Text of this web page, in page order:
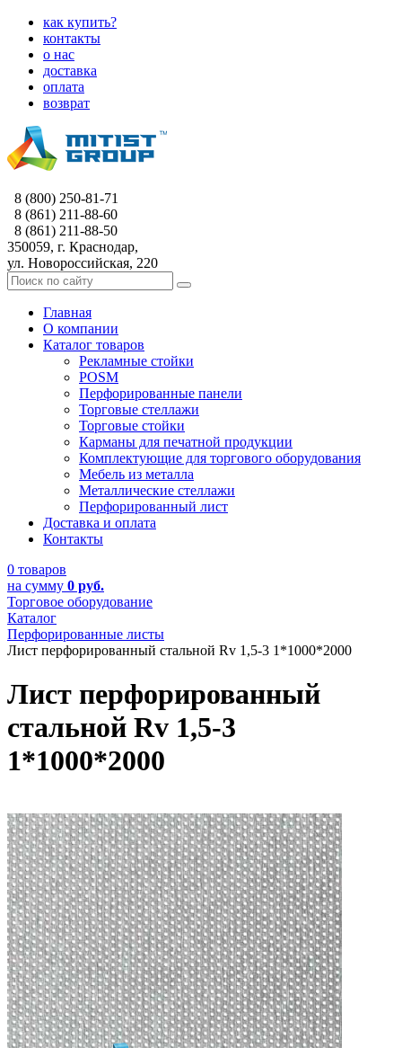
как купить?
контакты
о нас
доставка
оплата
возврат
8 (800) 250-81-71
8 (861) 211-88-60
8 (861) 211-88-50
350059, г. Краснодар,
ул. Новороссийская, 220
Главная
О компании
Каталог товаров
Рекламные стойки
POSM
Перфорированные панели
Торговые стеллажи
Торговые стойки
Карманы для печатной продукции
Комплектующие для торгового оборудования
Мебель из металла
Металлические стеллажи
Перфорированный лист
Доставка и оплата
Контакты
0 товаров
на сумму 0 руб.
Торговое оборудование
Каталог
Перфорированные листы
Лист перфорированный стальной Rv 1,5-3 1*1000*2000
Лист перфорированный
стальной Rv 1,5-3
1*1000*2000